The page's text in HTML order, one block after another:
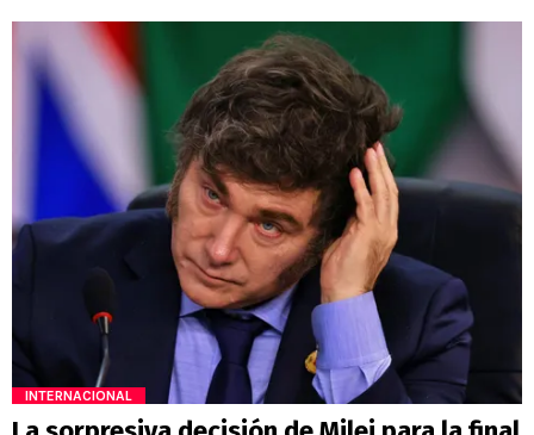
INTERNACIONAL